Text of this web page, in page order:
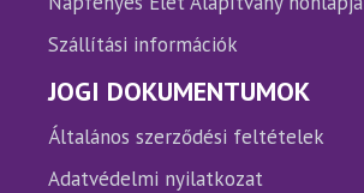
Szállítási információk
JOGI DOKUMENTUMOK
Általános szerződési feltételek
Adatvédelmi nyilatkozat